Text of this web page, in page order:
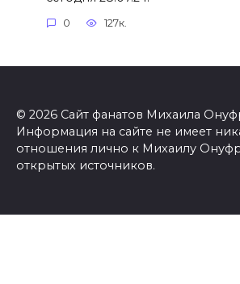
0 127к.
© 2026 Сайт фанатов Михаила
Информация на сайте не имеет
отношения лично к Михаилу
открытых источников.